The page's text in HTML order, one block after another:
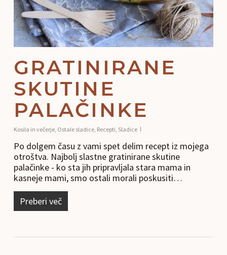
GRATINIRANE
SKUTINE
PALAČINKE
Kosila in večerje, Ostale sladice, Recepti Sladice
Po dolgem času z vami spet delim recept iz mojega
otroštva. Najbolj slastne gratinirane skutine
palačinke - ko sta jih pripravljala stara mama in
kasneje mami, smo ostali morali poskusiti…
Preberi več